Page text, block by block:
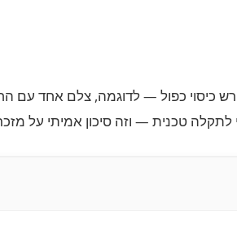
כיסוי כפול — לדוגמה, צלם אחד
לתקלה טכנית — וזה סיכון אמיתי על